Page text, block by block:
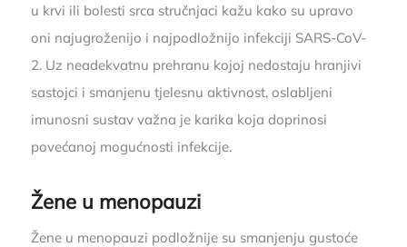
u krvi ili bolesti srca stručnjaci kažu kako su upravo
oni najugroženijo i najpodložnijo infekciji SARS-CoV-
2. Uz neadekvatnu prehranu kojoj nedostaju hranjivi
sastojci i smanjenu tjelesnu aktivnost, oslabljeni
imunosni sustav važna je karika koja doprinosi
povećanoj mogućnosti infekcije.
Žene u menopauzi
Žene u menopauzi podložnije su smanjenju gustoće